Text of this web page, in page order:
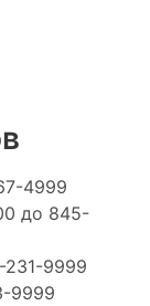
4999
до 845-
9999
9999